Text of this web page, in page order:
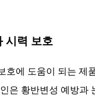
시력 보호
호에 도움이 되는 제
은 황반변성 예방과